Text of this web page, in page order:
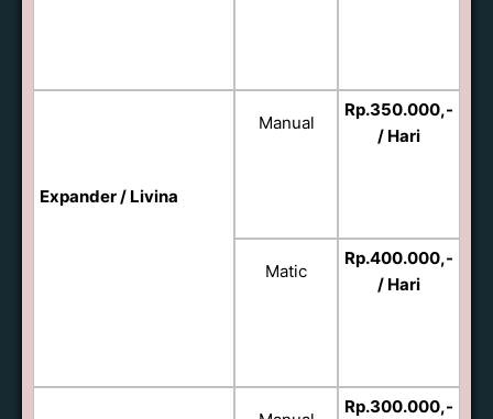
Expander / Livina
Manual
Rp.350.000,-
/ Hari
Matic
Rp.400.000,-
/ Hari
Rp.300.000,-